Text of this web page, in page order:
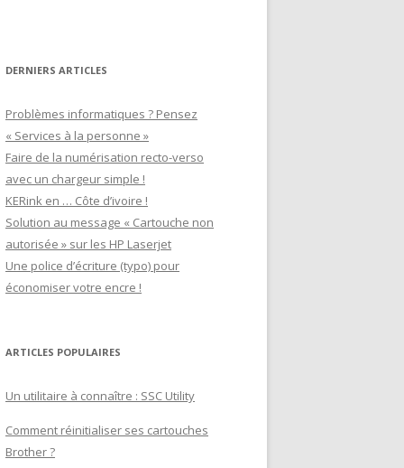
DERNIERS ARTICLES
Problèmes informatiques ? Pensez
« Services à la personne »
Faire de la numérisation recto-verso
avec un chargeur simple !
KERink en … Côte d’ivoire !
Solution au message « Cartouche non
autorisée » sur les HP Laserjet
Une police d’écriture (typo) pour
économiser votre encre !
ARTICLES POPULAIRES
Un utilitaire à connaître : SSC Utility
Comment réinitialiser ses cartouches
Brother ?